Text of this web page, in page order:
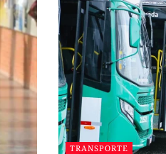
TRANSPORTE